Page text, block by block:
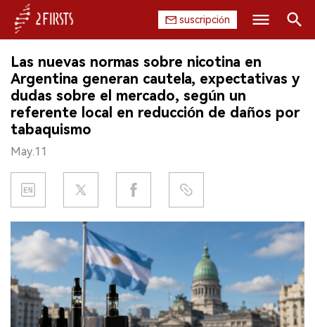
suscripción
INICIO
EMPRESA
PRODUCTO
REGULACIÓN
CHINA
DATOS
EXPOSICIÓN
ENTREVISTA
Las nuevas normas sobre nicotina en
Argentina generan cautela, expectativas y
dudas sobre el mercado, según un
referente local en reducción de daños por
tabaquismo
May.11